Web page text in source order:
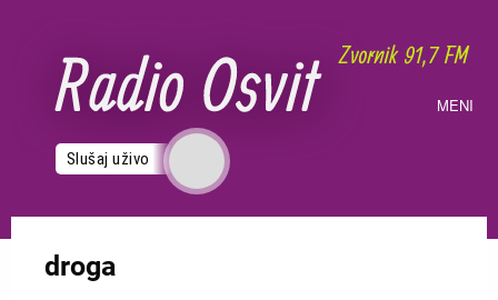
sadržaj
MENI
Slušaj uživo
droga